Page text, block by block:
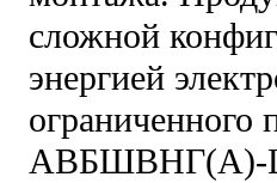
сложной
энергией
ограниченного
АВБШВНГ(A)-